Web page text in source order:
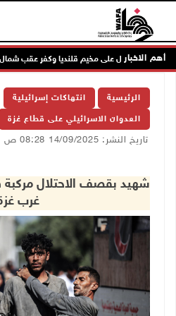
أهم الاخبار
الرئيسية انتهاكات إسرائيلية
العدوان الاسرائيلي على قطاع غزة
تاريخ النشر: 14/09/2025 08:28 ص
شهيد بقصف الاحتلال
غرب